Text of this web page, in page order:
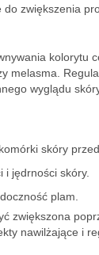
zwiększenia
kolorytu
melasma.
wyglądu
skóry
i jędrności skóry.
plam.
zwiększona
nawilżające i